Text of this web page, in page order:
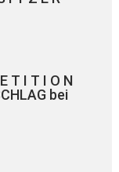
T I T I O N
bei